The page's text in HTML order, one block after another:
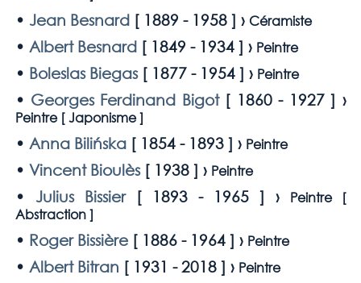
• Jean Besnard[ 1889 - 1958] › Céramiste
• Albert Besnard[ 1849 - 1934] › Peintre
• Boleslas Biegas[ 1877 - 1954] › Peintre
• Georges Ferdinand Bigot[ 1860 - 1927] ›
Peintre [Japonisme]
• Anna Bilińska[ 1854 - 1893] › Peintre
• Vincent Bioulès[ 1938] › Peintre
• Julius Bissier[ 1893 - 1965] ›
Peintre [
Abstraction]
• Roger Bissière[ 1886 - 1964] › Peintre
• Albert Bitran [ 1931 - 2018] › Peintre